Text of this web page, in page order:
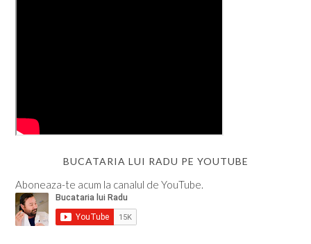
BUCATARIA LUI RADU PE YOUTUBE
Aboneaza-te acum la canalul de YouTube.